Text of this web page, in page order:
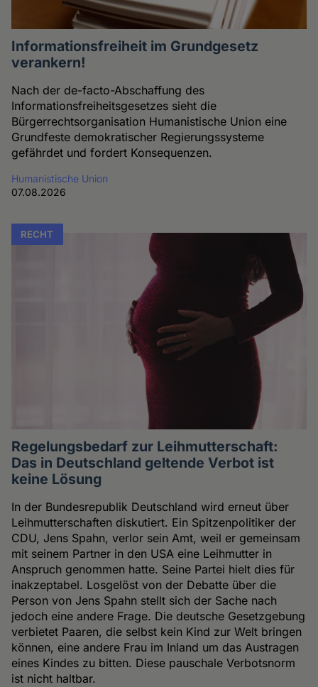
Informationsfreiheit im Grundgesetz
verankern!
Nach der de-facto-Abschaffung des
Informationsfreiheitsgesetzes sieht die
Bürgerrechtsorganisation Humanistische Union eine
Grundfeste demokratischer Regierungssysteme
gefährdet und fordert Konsequenzen.
Humanistische Union
07.08.2026
RECHT
Regelungsbedarf zur Leihmutterschaft:
Das in Deutschland geltende Verbot ist
keine Lösung
In der Bundesrepublik Deutschland wird erneut über
Leihmutterschaften diskutiert. Ein Spitzenpolitiker der
CDU, Jens Spahn, verlor sein Amt, weil er gemeinsam
mit seinem Partner in den USA eine Leihmutter in
Anspruch genommen hatte. Seine Partei hielt dies für
inakzeptabel. Losgelöst von der Debatte über die
Person von Jens Spahn stellt sich der Sache nach
jedoch eine andere Frage. Die deutsche Gesetzgebung
verbietet Paaren, die selbst kein Kind zur Welt bringen
können, eine andere Frau im Inland um das Austragen
eines Kindes zu bitten. Diese pauschale Verbotsnorm
ist nicht haltbar.